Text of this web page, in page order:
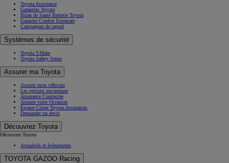
Toyota Assistance
Garanties Toyota
Bilan de Santé Batterie Toyota
Garantie Confort Extracare
Campagnes de rappel
Systèmes de sécurité
Toyota T-Mate
Toyota Safety Sense
Assurer ma Toyota
Assurer mon véhicule
Les options sur-mesure
Assurance Connectée
Assurer votre Occasion
Espace Client Toyota Assurances
Demander un devis
Découvrez Toyota
Découvrez Toyota
Actualités et évènements
TOYOTA GAZOO Racing